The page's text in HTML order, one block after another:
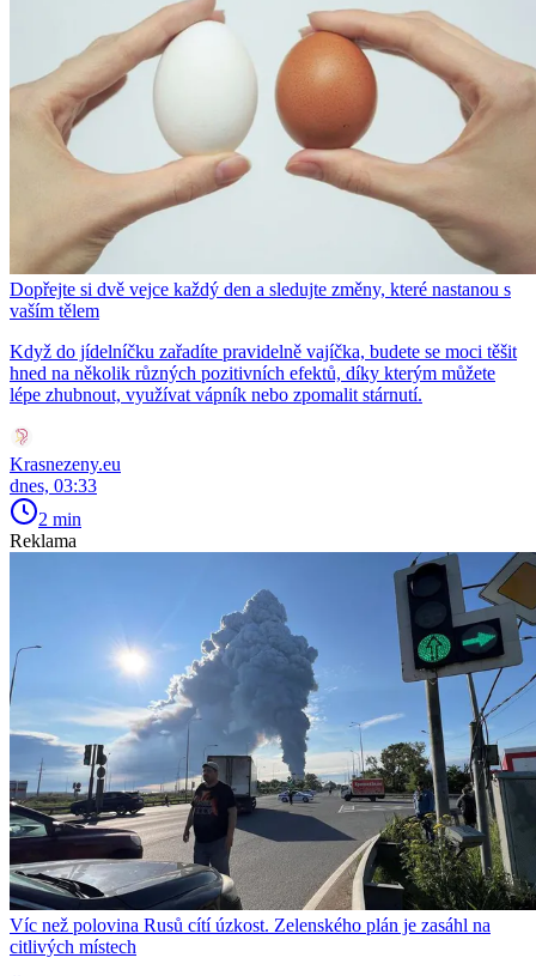
Dopřejte si dvě vejce každý den a sledujte změny, které nastanou s
vaším tělem
Když do jídelníčku zařadíte pravidelně vajíčka, budete se moci těšit
hned na několik různých pozitivních efektů, díky kterým můžete
lépe zhubnout, využívat vápník nebo zpomalit stárnutí.
Krasnezeny.eu
dnes, 03:33
2 min
Reklama
Víc než polovina Rusů cítí úzkost. Zelenského plán je zasáhl na
citlivých místech